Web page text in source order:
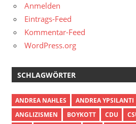
Anmelden
Eintrags-Feed
Kommentar-Feed
WordPress.org
SCHLAGWÖRTER
ANDREA NAHLES ANDREA YPSILANTI
ANGLIZISMEN
BOYKOTT CDU